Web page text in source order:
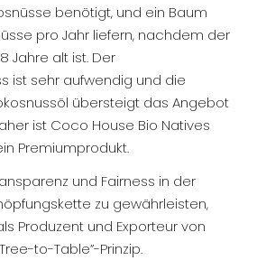
benötigt, und ein Baum
pro Jahr liefern, nachdem der
Jahre alt ist. Der
ist sehr aufwendig und die
übersteigt das Angebot
ist Coco House Bio Natives
Premiumprodukt.
und Fairness in der
zu gewährleisten,
Produzent und Exporteur von
to-Table”-Prinzip.